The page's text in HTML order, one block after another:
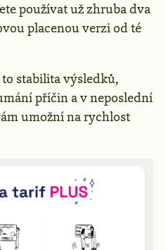
používat už zhruba dva
placenou verzi od té
stabilita výsledků,
příčin a v neposlední
umožní na rychlost